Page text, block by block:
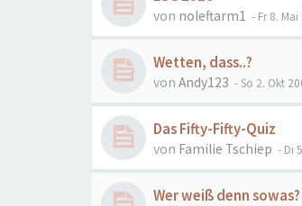
von noleftarm1 - Fr 8.
Wetten, dass..?
von Andy123 - So 2. Okt
Das Fifty-Fifty-Quiz
von Familie Tschiep - Di
Wer weiß denn sowas?